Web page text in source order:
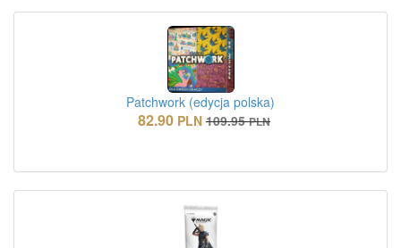
Patchwork (edycja polska)
82.90 PLN 109.95 PLN